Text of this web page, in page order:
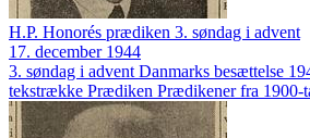
H.P. Honorés prædiken 3. søndag i advent
17. december 1944
3. søndag i advent Danmarks besættelse
tekstrække Prædiken Prædikener fra 1900-